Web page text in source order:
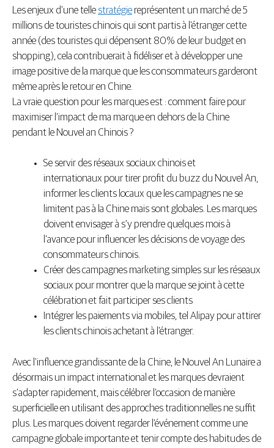
Les enjeux d’une telle stratégie représentent un marché de 5
millions de touristes chinois qui sont partis à l’étranger cette
année (des touristes qui dépensent 80% de leur budget en
shopping), cela contribuerait à fidéliser et à développer une
image positive de la marque que les consommateurs garderont
même après le retour en Chine.
La vraie question pour les marques est : comment faire pour
maximiser l’impact de ma marque en dehors de la Chine
pendant le Nouvel an Chinois ?
Se servir des réseaux sociaux chinois et
internationaux pour tirer profit du buzz du Nouvel An,
informer les clients locaux que les campagnes ne se
limitent pas à la Chine mais sont globales. Les marques
doivent envisager à s’y prendre quelques mois à
l’avance pour influencer les décisions de voyage des
consommateurs chinois.
Créer des campagnes marketing simples sur les réseaux
sociaux pour montrer que la marque se joint à cette
célébration et fait participer ses clients
Intégrer les paiements via mobiles, tel Alipay pour attirer
les clients chinois achetant à l’étranger.
Avec l’influence grandissante de la Chine, le Nouvel An Lunaire a
désormais un impact international et les marques devraient
s’adapter rapidement, mais célébrer l’occasion de manière
superficielle en utilisant des approches traditionnelles ne suffit
plus. Les marques doivent regarder l’événement comme une
campagne globale importante et tenir compte des habitudes de